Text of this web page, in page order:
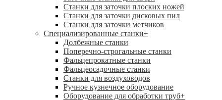
Станки для заточки плоских ножей
Станки для заточки дисковых пил
Станки для заточки метчиков
Специализированные станки+
Долбежные станки
Поперечно-строгальные станки
Фальцепрокатные станки
Фальцеосадочные станки
Станки для воздуховодов
Ручное кузнечное оборудование
Оборудование для обработки труб+